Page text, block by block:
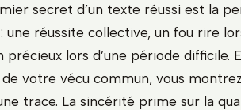
secret d’un texte réussi est la
une réussite collective, un fou rire
précieux lors d’une période difficile.
votre vécu commun, vous
trace. La sincérité prime sur la